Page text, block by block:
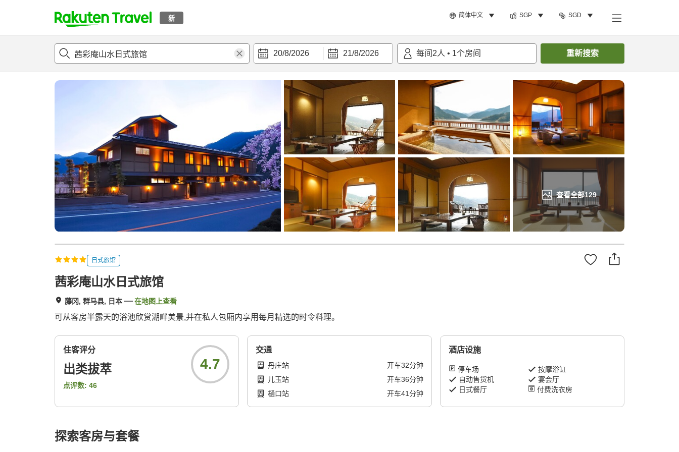
新 简体中文 SGP SGD
t
p
a
r
c
h
20/8/2026 21/8/2026 每间 2人 • 1个房间 重新搜索
查看全部129
概况 客房及住宿套餐评论设施 搜索客房
日式旅馆
茜彩庵山水日式旅馆
藤冈, 群马县, 日本 在地图上查看
可从客房半露天的浴池欣赏湖畔美景,并在私人包厢内享用每月精选的时令料理。
住客评分
出类拔萃
点评数: 46
4.7
交通
丹庄站 开车32分钟
儿玉站
开车36分钟
樋口站
开车41分钟
酒店设施
停车场
按摩浴缸
自动售货机
宴会厅
日式餐厅
付费洗衣房
探索客房与套餐